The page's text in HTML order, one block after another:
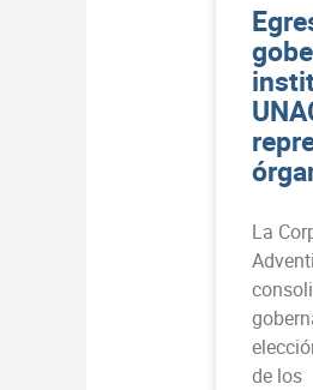
La
de los